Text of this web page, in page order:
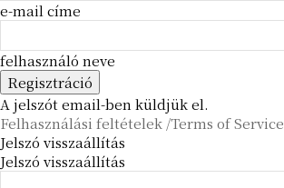
e-mail címe
felhasználó neve
A jelszót email-ben küldjük el.
Felhasználási feltételek /Terms of Service
Jelszó visszaállítás
Jelszó visszaállítás